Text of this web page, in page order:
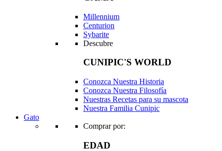
Millennium
Centurion
Sybarite
Descubre
CUNIPIC'S WORLD
Conozca Nuestra Historia
Conozca Nuestra Filosofía
Nuestras Recetas para su mascota
Nuestra Familia Cunipic
Gato
Comprar por:
EDAD